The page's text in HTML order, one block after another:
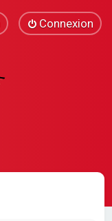
Connexion